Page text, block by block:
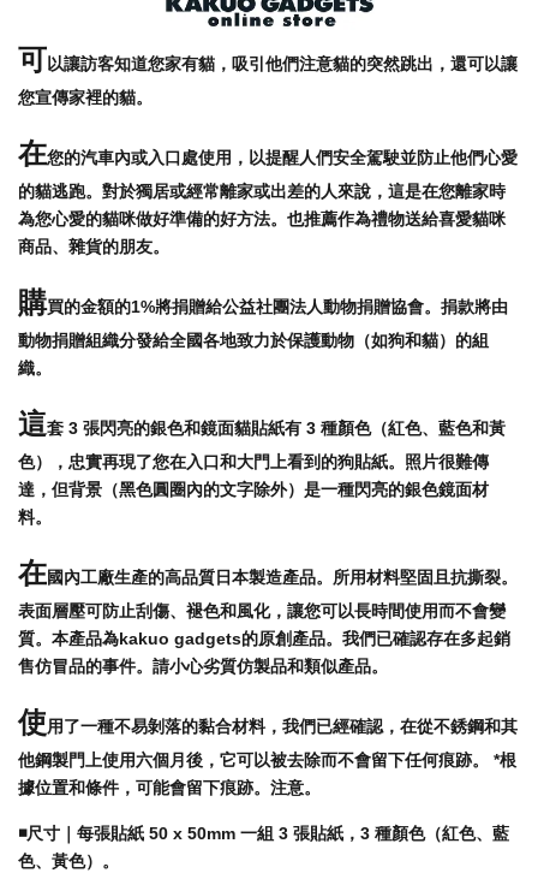
可以讓訪客知道您家有貓，吸引他們注意貓的突然跳出，還可以讓
您宣傳家裡的貓。
在您的汽車內或入口處使用，以提醒人們安全駕駛並防止他們心愛
的貓逃跑。對於獨居或經常離家或出差的人來說，這是在您離家時
為您心愛的貓咪做好準備的好方法。也推薦作為禮物送給喜愛貓咪
商品、雜貨的朋友。
購買的金額的1%將捐贈給公益社團法人動物捐贈協會。捐款將由
動物捐贈組織分發給全國各地致力於保護動物（如狗和貓）的組
織。
這套 3 張閃亮的銀色和鏡面貓貼紙有 3 種顏色（紅色、藍色和黃
色），忠實再現了您在入口和大門上看到的狗貼紙。照片很難傳
達，但背景（黑色圓圈內的文字除外）是一種閃亮的銀色鏡面材
料。
在國內工廠生產的高品質日本製造產品。所用材料堅固且抗撕裂。
表面層壓可防止刮傷、褪色和風化，讓您可以長時間使用而不會變
質。本產品為kakuo gadgets的原創產品。我們已確認存在多起銷
售仿冒品的事件。請小心劣質仿製品和類似產品。
使用了一種不易剝落的黏合材料，我們已經確認，在從不銹鋼和其
他鋼製門上使用六個月後，它可以被去除而不會留下任何痕跡。 *根
據位置和條件，可能會留下痕跡。注意。
◾️尺寸｜每張貼紙 50 x 50mm 一組 3 張貼紙，3 種顏色（紅色、藍
色、黃色）。